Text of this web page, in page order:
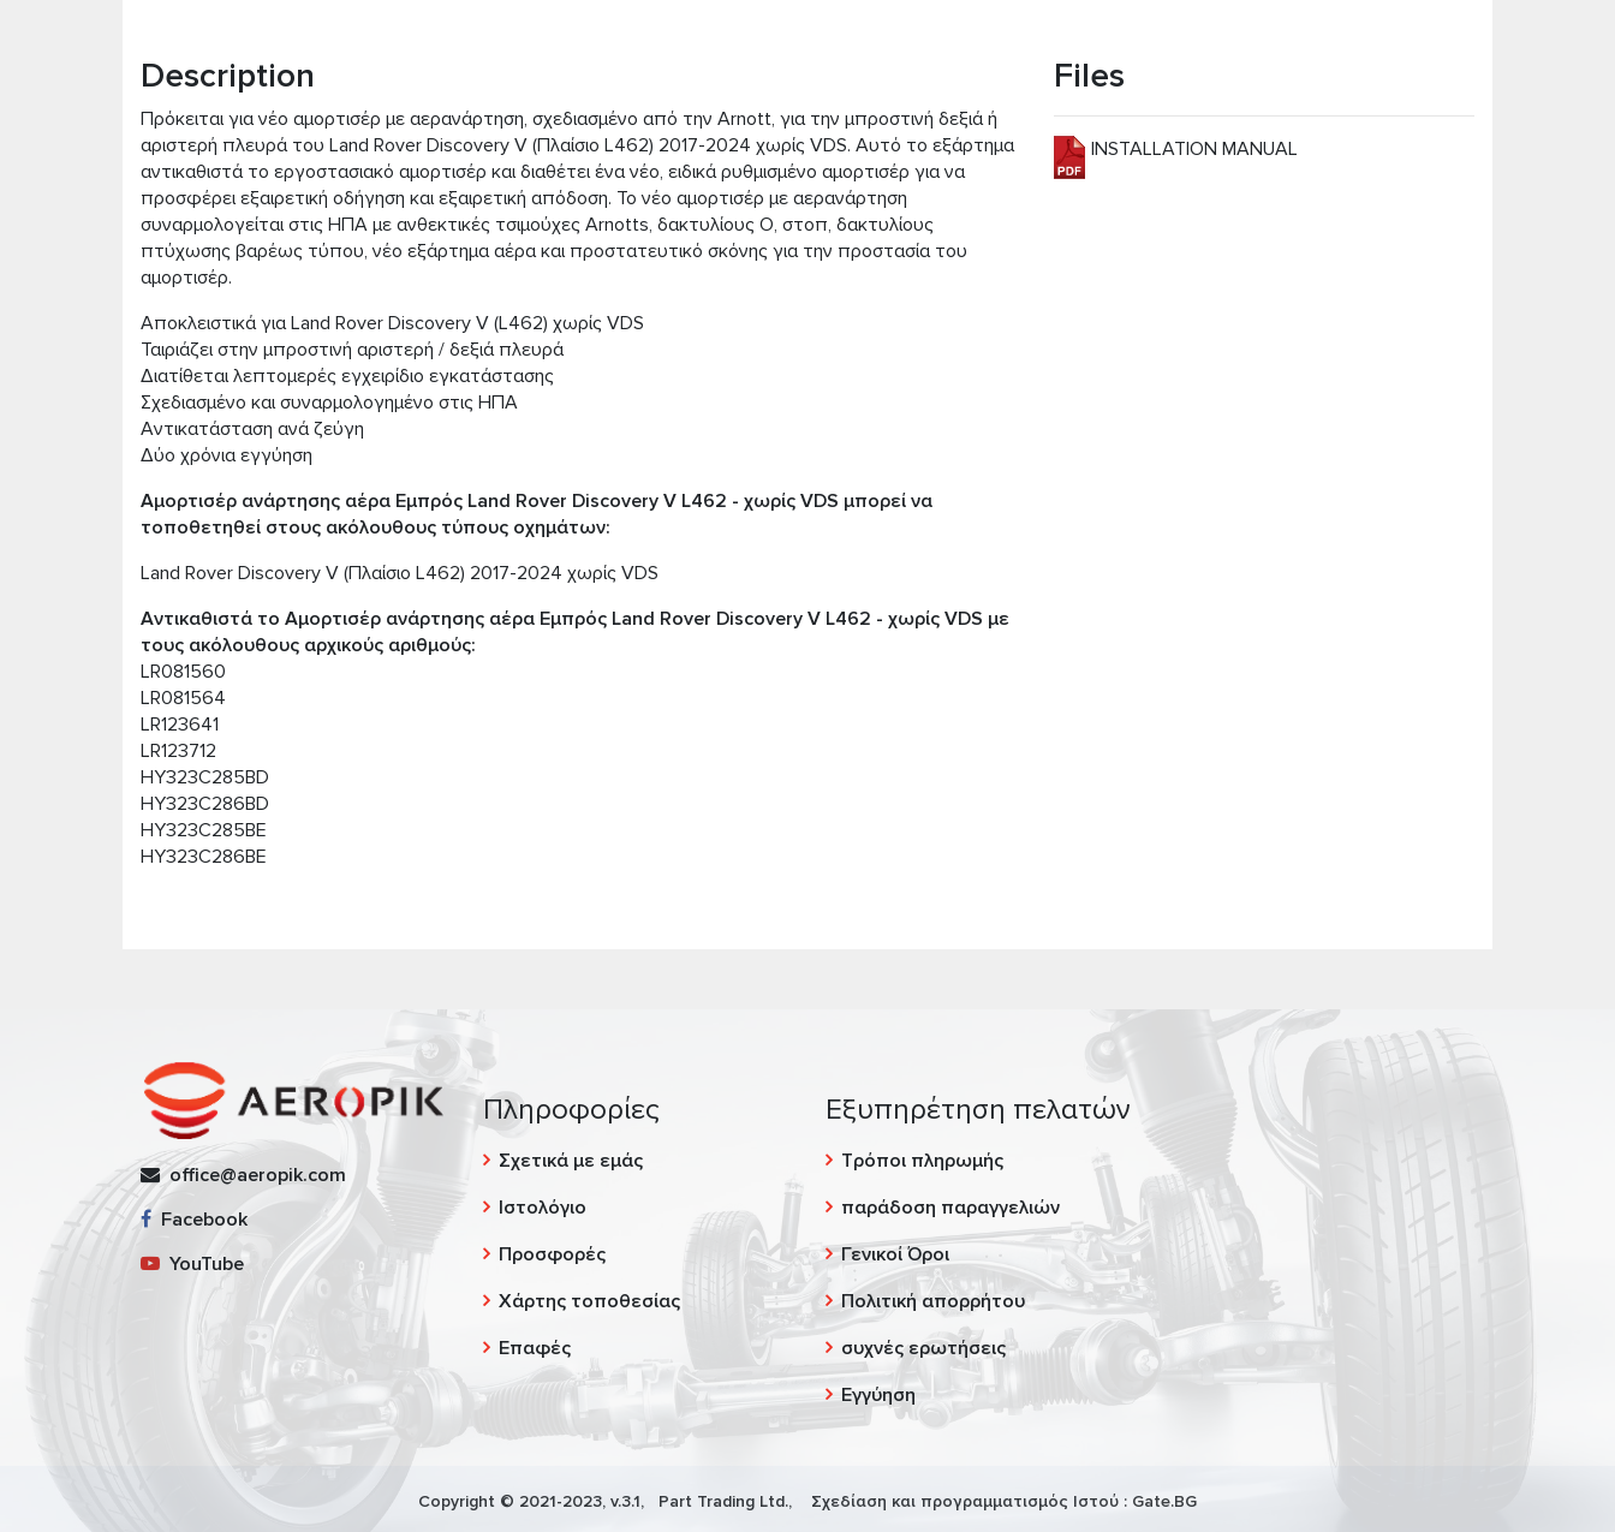
Description
Πρόκειται για νέο αμορτισέρ με αερανάρτηση, σχεδιασμένο από την Arnott, για την μπροστινή δεξιά ή
αριστερή πλευρά του Land Rover Discovery V (Πλαίσιο L462) 2017-2024 χωρίς VDS. Αυτό το εξάρτημα
αντικαθιστά το εργοστασιακό αμορτισέρ και διαθέτει ένα νέο, ειδικά ρυθμισμένο αμορτισέρ για να
προσφέρει εξαιρετική οδήγηση και εξαιρετική απόδοση. Το νέο αμορτισέρ με αερανάρτηση
συναρμολογείται στις ΗΠΑ με ανθεκτικές τσιμούχες Arnotts, δακτυλίους Ο, στοπ, δακτυλίους
πτύχωσης βαρέως τύπου, νέο εξάρτημα αέρα και προστατευτικό σκόνης για την προστασία του
αμορτισέρ.
Αποκλειστικά για Land Rover Discovery V (L462) χωρίς VDS
Ταιριάζει στην μπροστινή αριστερή / δεξιά πλευρά
Διατίθεται λεπτομερές εγχειρίδιο εγκατάστασης
Σχεδιασμένο και συναρμολογημένο στις ΗΠΑ
Αντικατάσταση ανά ζεύγη
Δύο χρόνια εγγύηση
Αμορτισέρ ανάρτησης αέρα Εμπρός Land Rover Discovery V L462 - χωρίς VDS μπορεί να
τοποθετηθεί στους ακόλουθους τύπους οχημάτων:
Land Rover Discovery V (Πλαίσιο L462) 2017-2024 χωρίς VDS
Αντικαθιστά το Αμορτισέρ ανάρτησης αέρα Εμπρός Land Rover Discovery V L462 - χωρίς VDS με
τους ακόλουθους αρχικούς αριθμούς:
LR081560
LR081564
LR123641
LR123712
HY323C285BD
HY323C286BD
HY323C285BE
HY323C286BE
Files
INSTALLATION MANUAL
office@aeropik.com
Facebook
YouTube
Πληροφορίες
Σχετικά με εμάς
Ιστολόγιο
Προσφορές
Χάρτης τοποθεσίας
Επαφές
Εξυπηρέτηση πελατών
Τρόποι πληρωμής
παράδοση παραγγελιών
Γενικοί Όροι
Πολιτική απορρήτου
συχνές ερωτήσεις
Εγγύηση
Copyright © 2021-2023, v.3.1, Part Trading Ltd., Σχεδίαση και προγραμματισμός Ιστού : Gate.BG